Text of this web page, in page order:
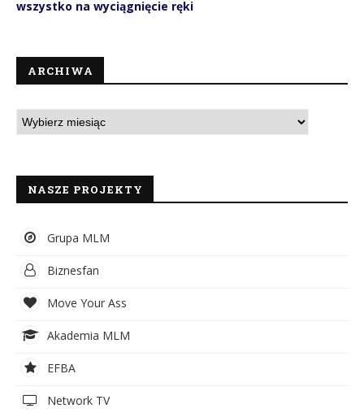
wszystko na wyciągnięcie ręki
ARCHIWA
NASZE PROJEKTY
Grupa MLM
Biznesfan
Move Your Ass
Akademia MLM
EFBA
Network TV